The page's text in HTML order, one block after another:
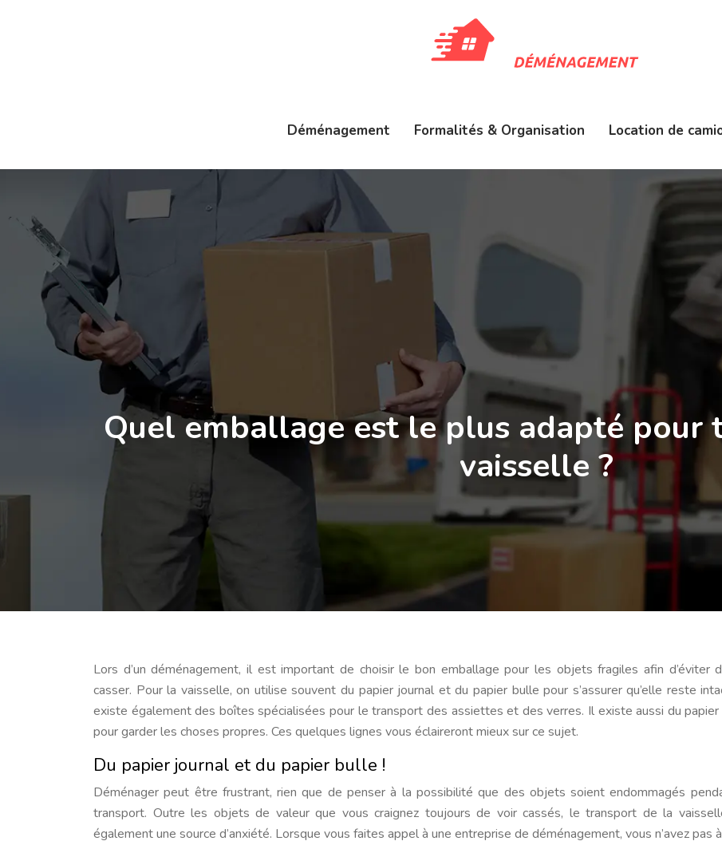
Déménagement Formalités & Organisation Location de
Quel emballage est le plus adapté pour
vaisselle ?
Lors d’un déménagement, il est important de choisir le bon emballage pour les objets fragiles afin d’éviter
casser. Pour la vaisselle, on utilise souvent du papier journal et du papier bulle pour s’assurer qu’elle reste
existe également des boîtes spécialisées pour le transport des assiettes et des verres. Il existe aussi du papier
pour garder les choses propres. Ces quelques lignes vous éclaireront mieux sur ce sujet.
Du papier journal et du papier bulle !
Déménager peut être frustrant, rien que de penser à la possibilité que des objets soient endommagés
transport. Outre les objets de valeur que vous craignez toujours de voir cassés, le transport de la
également une source d’anxiété. Lorsque vous faites appel à une entreprise de déménagement, vous n’avez pas